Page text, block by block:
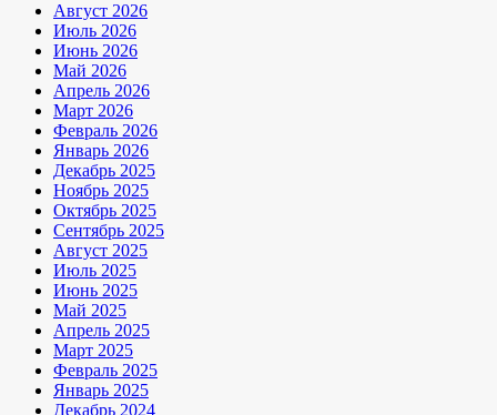
Август 2026
Июль 2026
Июнь 2026
Май 2026
Апрель 2026
Март 2026
Февраль 2026
Январь 2026
Декабрь 2025
Ноябрь 2025
Октябрь 2025
Сентябрь 2025
Август 2025
Июль 2025
Июнь 2025
Май 2025
Апрель 2025
Март 2025
Февраль 2025
Январь 2025
Декабрь 2024